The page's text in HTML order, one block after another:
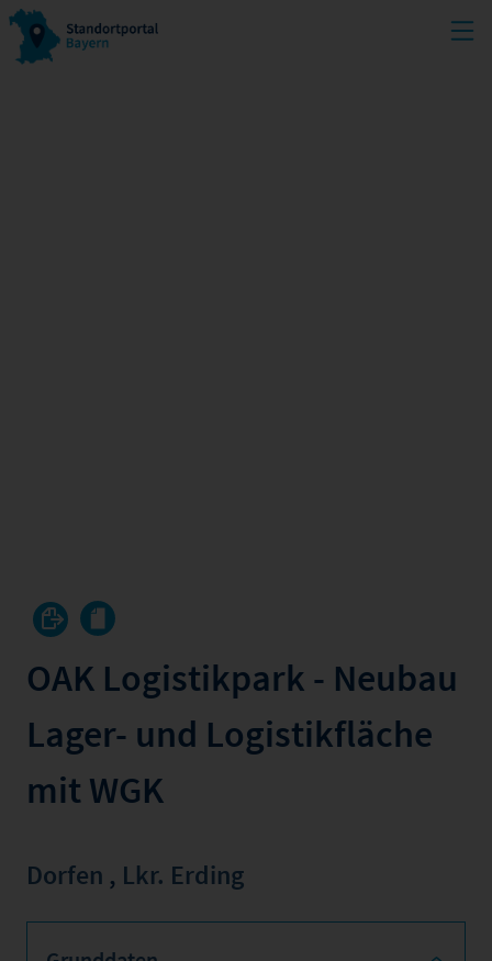
OAK Logistikpark - Neubau
Lager- und Logistikfläche
mit WGK
Dorfen , Lkr. Erding